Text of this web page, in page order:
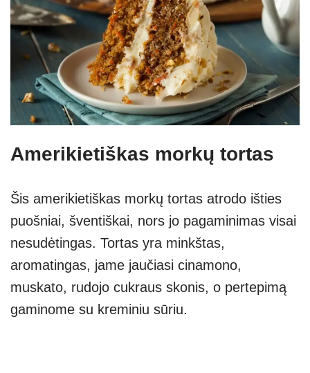
Amerikietiškas morkų tortas
Šis amerikietiškas morkų tortas atrodo išties
puošniai, šventiškai, nors jo pagaminimas visai
nesudėtingas. Tortas yra minkštas,
aromatingas, jame jaučiasi cinamono,
muskato, rudojo cukraus skonis, o pertepimą
gaminome su kreminiu sūriu.